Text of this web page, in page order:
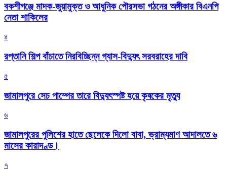
বকশীগঞ্জে মাদক-জুয়ামুক্ত ও আধুনিক পৌরসভা গঠনের অঙ্গীকার বিএনপি
নেতা শাকিলের
৪
রপ্তানি শিল্প বাঁচাতে নিরবিচ্ছিন্ন গ্যাস-বিদ্যুৎ সরবরাহের দাবি
৫
জামালপুরে সেচ পাম্পের তারে বিদ্যুৎস্পষ্ট হয়ে কৃষকের মৃত্যু
৬
জামালপুরের পুলিশের হাতে ছেলেকে দিলো বাবা, ভ্রাম্যমাণ আদালতে ৬
মাসের কারাদণ্ড।
৭